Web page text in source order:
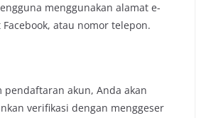
menggunakan alamat e-
atau nomor telepon.
pendaftaran akun, Anda akan
verifikasi dengan menggeser